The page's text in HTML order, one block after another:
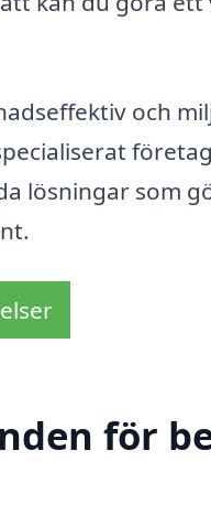
och
lösningar som
för